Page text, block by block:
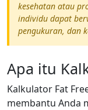
kesehatan atau
individu dapat
pengukuran, dan
Apa itu
Kalkulator Fat
membantu Anda